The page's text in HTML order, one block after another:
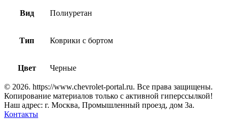
Вид Полиуретан
Тип Коврики с бортом
Цвет Черные
© 2026. https://www.chevrolet-portal.ru. Все права защищены.
Копирование материалов только с активной гиперссылкой!
Наш адрес: г. Москва, Промышленный проезд, дом 3а.
Контакты